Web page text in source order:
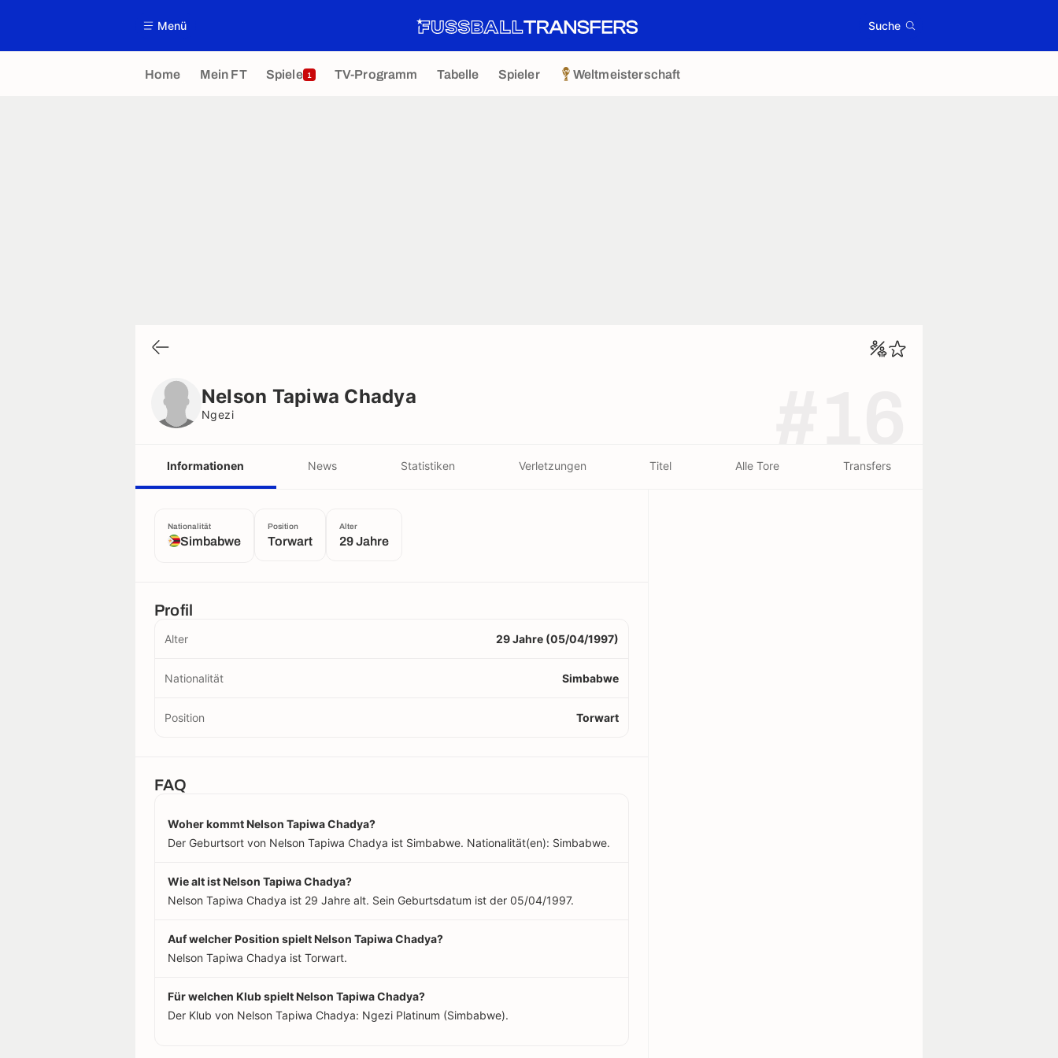
Menü Suche
Home Mein FT Spiele 1 TV-Programm Tabelle Spieler Weltmeisterschaft
Nelson Tapiwa Chadya
Ngezi
Informationen News Statistiken Verletzungen Titel Alle Tore Transfers
Nationalität
Simbabwe
Position
Torwart
Alter
29 Jahre
Profil
Alter 29 Jahre (05/04/1997)
Nationalität Simbabwe
Position Torwart
FAQ
Woher kommt Nelson Tapiwa Chadya?
Der Geburtsort von Nelson Tapiwa Chadya ist Simbabwe. Nationalität(en): Simbabwe.
Wie alt ist Nelson Tapiwa Chadya?
Nelson Tapiwa Chadya ist 29 Jahre alt. Sein Geburtsdatum ist der 05/04/1997.
Auf welcher Position spielt Nelson Tapiwa Chadya?
Nelson Tapiwa Chadya ist Torwart.
Für welchen Klub spielt Nelson Tapiwa Chadya?
Der Klub von Nelson Tapiwa Chadya: Ngezi Platinum (Simbabwe).